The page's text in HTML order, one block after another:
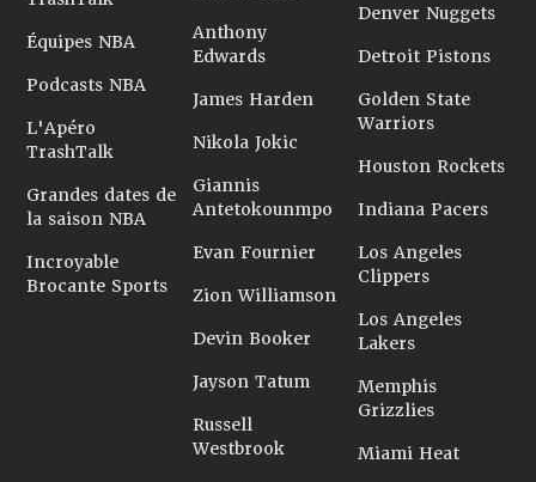
Équipes NBA
Podcasts NBA
L'Apéro
TrashTalk
Grandes dates de
la saison NBA
Incroyable
Brocante Sports
Anthony
Edwards
James Harden
Nikola Jokic
Giannis
Antetokounmpo
Evan Fournier
Zion Williamson
Devin Booker
Jayson Tatum
Russell
Westbrook
Denver Nuggets
Detroit Pistons
Golden State
Warriors
Houston Rockets
Indiana Pacers
Los Angeles
Clippers
Los Angeles
Lakers
Memphis
Grizzlies
Miami Heat